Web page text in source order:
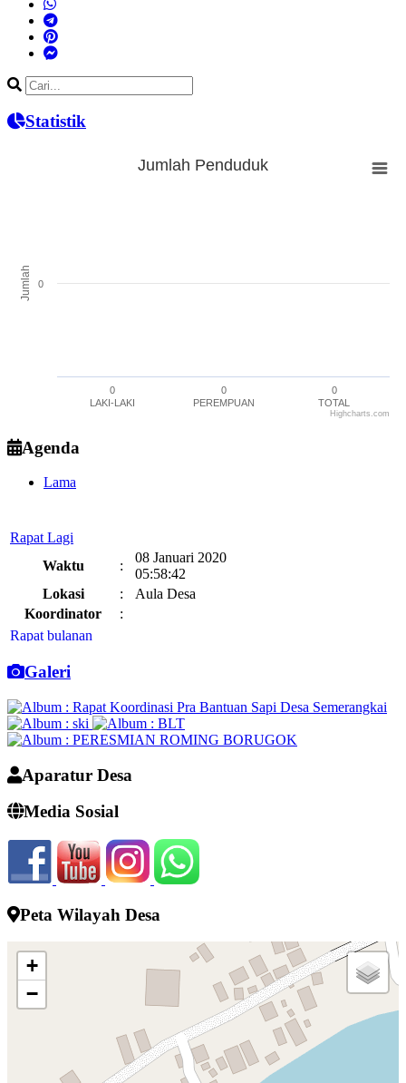
Statistik
Jumlah
Jumlah Penduduk
0
LAKI-LAKI
0
PEREMPUAN
0
TOTAL
0
Highcharts.com
Agenda
Lama
Rapat Lagi
Waktu
:
08 Januari 2020
05:58:42
Lokasi
:
Aula Desa
Koordinator
:
Rapat bulanan
Koordinator
:
Galeri
Aparatur Desa
Media Sosial
Peta Wilayah Desa
+
−